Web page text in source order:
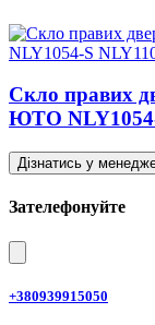
Скло правих
ЮТО NLY1054-
Дізнатись у
Зателефонуйте
+380939915050